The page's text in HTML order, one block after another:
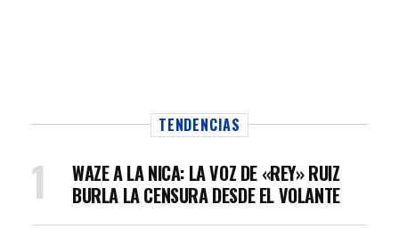
TENDENCIAS
WAZE A LA NICA: LA VOZ DE «REY» RUIZ
BURLA LA CENSURA DESDE EL VOLANTE